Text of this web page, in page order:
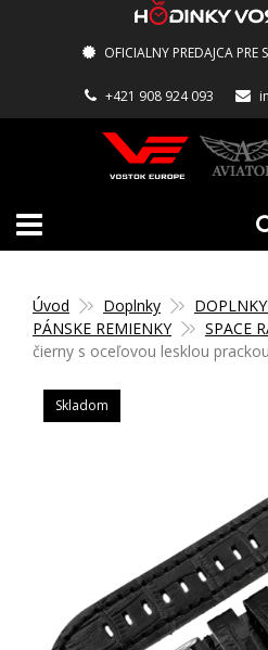
OFICIALNY PREDAJCA PRE
+421 908 924 093
Úvod Doplnky
PÁNSKE REMIENKY
SPACE
čierny s oceľovou lesklou
Skladom